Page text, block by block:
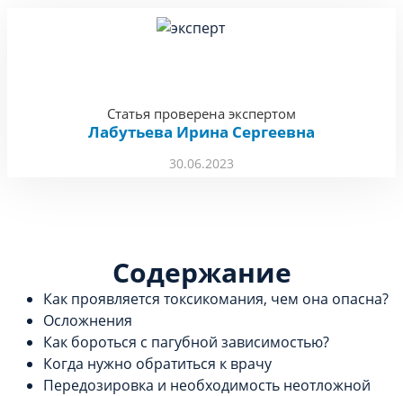
30.06.2023
Статья проверена экспертом
Лабутьева Ирина Сергеевна
Содержание
Как проявляется токсикомания, чем она опасна?
Осложнения
Как бороться с пагубной зависимостью?
Когда нужно обратиться к врачу
Передозировка и необходимость неотложной